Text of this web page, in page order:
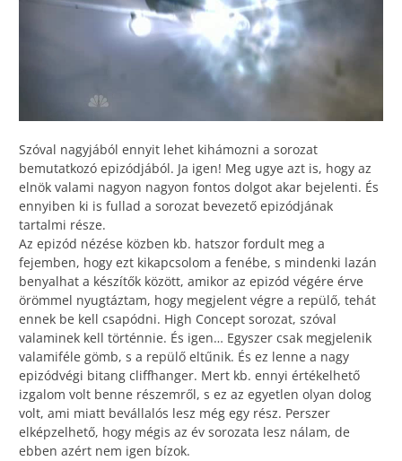
Szóval nagyjából ennyit lehet kihámozni a sorozat
bemutatkozó epizódjából. Ja igen! Meg ugye azt is, hogy az
elnök valami nagyon nagyon fontos dolgot akar bejelenti. És
ennyiben ki is fullad a sorozat bevezető epizódjának
tartalmi része.
Az epizód nézése közben kb. hatszor fordult meg a
fejemben, hogy ezt kikapcsolom a fenébe, s mindenki lazán
benyalhat a készítők között, amikor az epizód végére érve
örömmel nyugtáztam, hogy megjelent végre a repülő, tehát
ennek be kell csapódni. High Concept sorozat, szóval
valaminek kell történnie. És igen… Egyszer csak megjelenik
valamiféle gömb, s a repülő eltűnik. És ez lenne a nagy
epizódvégi bitang cliffhanger. Mert kb. ennyi értékelhető
izgalom volt benne részemről, s ez az egyetlen olyan dolog
volt, ami miatt bevállalós lesz még egy rész. Perszer
elképzelhető, hogy mégis az év sorozata lesz nálam, de
ebben azért nem igen bízok.